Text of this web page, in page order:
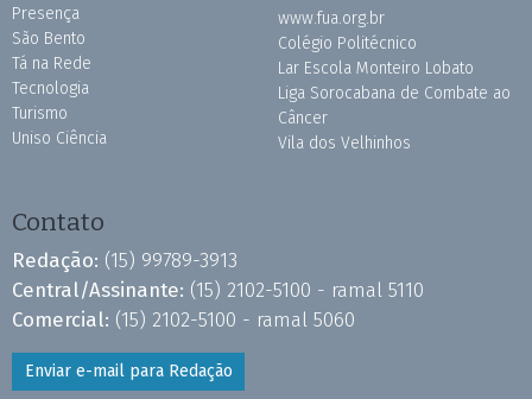
Presença
São Bento
Tá na Rede
Tecnologia
Turismo
Uniso Ciência
www.fua.org.br
Colégio Politécnico
Lar Escola Monteiro Lobato
Liga Sorocabana de Combate ao
Câncer
Vila dos Velhinhos
Contato
Redação: (15) 99789-3913
Central/Assinante: (15) 2102-5100 - ramal 5110
Comercial: (15) 2102-5100 - ramal 5060
Enviar e-mail para Redação